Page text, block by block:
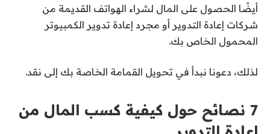
أيضًا الحصول على المال لشراء الهواتف القديمة من
شركات إعادة التدوير أو مجرد إعادة تدوير الكمبيوتر
المحمول الخاص بك.
لذلك، دعونا نبدأ في تحويل القمامة الخاصة بك إلى نقد.
7 نصائح حول كيفية كسب المال من